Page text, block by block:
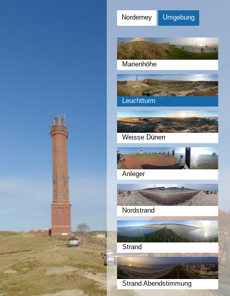
Norderney Umgebung
Marienhöhe
Leuchtturm
Weisse Dünen
Anleger
Nordstrand
Strand
Strand Abendstimmung